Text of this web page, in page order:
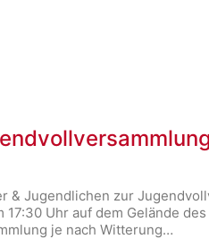
& Jugendlichen zur
17:30 Uhr auf dem Gelände
je nach Witterung…